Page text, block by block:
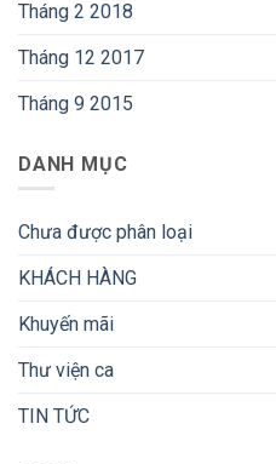
Tháng 2 2018
Tháng 12 2017
Tháng 9 2015
DANH MỤC
Chưa được phân loại
KHÁCH HÀNG
Khuyến mãi
Thư viện ca
TIN TỨC